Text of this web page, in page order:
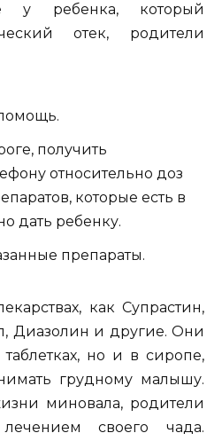
у ребенка, который
отек, родители
получить
относительно доз
которые есть в
дать ребенку.
препараты.
как Супрастин,
Диазолин и другие. Они
но и в сиропе,
грудному малышу.
миновала, родители
своего чада.